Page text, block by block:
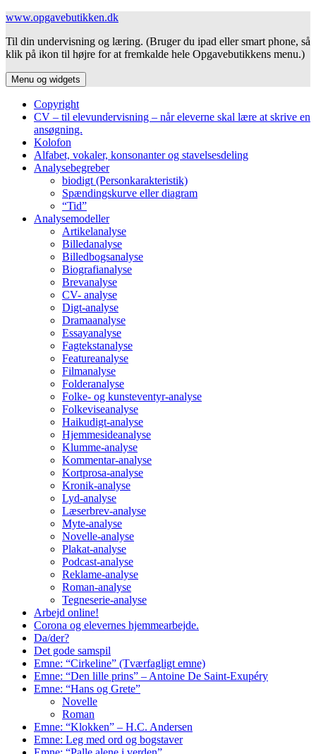
Hop
indhold
www.opgavebutikken.dk
Til din undervisning og læring. (Bruger du ipad eller smart phone, så
klik på ikon til højre for at fremkalde hele Opgavebutikkens menu.)
Menu og widgets
Copyright
CV – til elevundervisning – når eleverne skal lære at skrive en
ansøgning.
Kolofon
Alfabet, vokaler, konsonanter og stavelsesdeling
Analysebegreber
biodigt (Personkarakteristik)
Spændingskurve eller diagram
“Tid”
Analysemodeller
Artikelanalyse
Billedanalyse
Billedbogsanalyse
Biografianalyse
Brevanalyse
CV- analyse
Digt-analyse
Dramaanalyse
Essayanalyse
Fagtekstanalyse
Featureanalyse
Filmanalyse
Folderanalyse
Folke- og kunsteventyr-analyse
Folkeviseanalyse
Haikudigt-analyse
Hjemmesideanalyse
Klumme-analyse
Kommentar-analyse
Kortprosa-analyse
Kronik-analyse
Lyd-analyse
Læserbrev-analyse
Myte-analyse
Novelle-analyse
Plakat-analyse
Podcast-analyse
Reklame-analyse
Roman-analyse
Tegneserie-analyse
Arbejd online!
Corona og elevernes hjemmearbejde.
Da/der?
Det gode samspil
Emne: “Cirkeline” (Tværfagligt emne)
Emne: “Den lille prins” – Antoine De Saint-Exupéry
Emne: “Hans og Grete”
Novelle
Roman
Emne: “Klokken” – H.C. Andersen
Emne: Leg med ord og bogstaver